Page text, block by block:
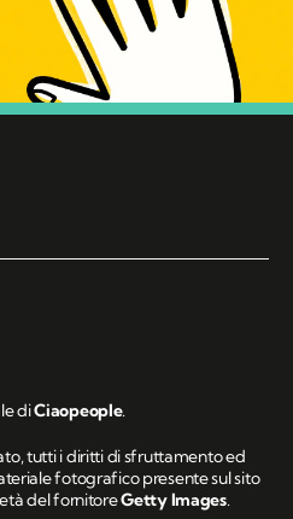
diCiaopeople.
tutti i diritti di sfruttamento ed
fotografico presente sul sito
del fornitoreGetty Images.